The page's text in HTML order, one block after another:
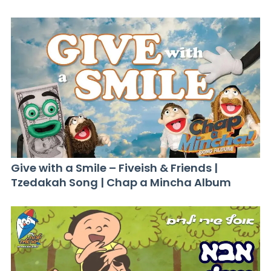
Give with a Smile – Fiveish & Friends |
Tzedakah Song | Chap a Mincha Album